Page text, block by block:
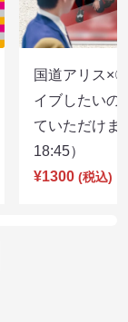
国道アリス×
イブしたいの
ていただけ
18:45）
¥1300 (税込)